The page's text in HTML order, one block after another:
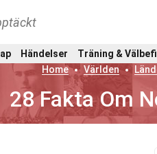
Händelser Träning &
Home
Världen
28 Fakta Om